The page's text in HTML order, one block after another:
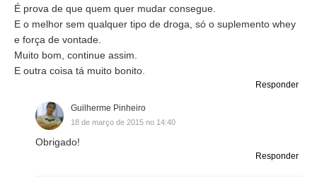
É prova de que quem quer mudar consegue.
E o melhor sem qualquer tipo de droga, só o suplemento whey
e força de vontade.
Muito bom, continue assim.
E outra coisa tá muito bonito.
Responder
Guilherme Pinheiro
18 de março de 2015 no 14:40
Obrigado!
Responder